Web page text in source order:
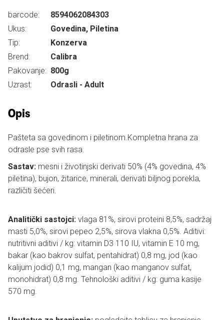
barcode:
8594062084303
Ukus:
Govedina, Piletina
Tip:
Konzerva
Brend:
Calibra
Pakovanje: 800g
Uzrast:
Odrasli - Adult
Opis
Pašteta sa govedinom i piletinom.Kompletna hrana za
odrasle pse svih rasa.
Sastav: mesni i životinjski derivati 50% (4% govedina, 4%
piletina), bujon, žitarice, minerali, derivati biljnog porekla,
različiti šećeri.
Analitički sastojci: vlaga 81%, sirovi proteini 8,5%, sadržaj
masti 5,0%, sirovi pepeo 2,5%, sirova vlakna 0,5%. Aditivi:
nutritivni aditivi / kg: vitamin D3 110 IU, vitamin E 10 mg,
bakar (kao bakrov sulfat, pentahidrat) 0,8 mg, jod (kao
kalijum jodid) 0,1 mg, mangan (kao manganov sulfat,
monohidrat) 0,8 mg. Tehnološki aditivi / kg: guma kasije
570 mg.